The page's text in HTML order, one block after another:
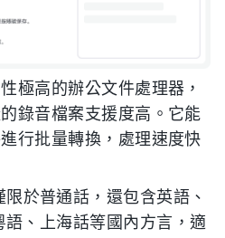
極高的辦公文件處理器，
錄音檔案支援度高。它能
行批量轉換，處理速度快
限於普通話，還包含英語、
、上海話等國內方言，適